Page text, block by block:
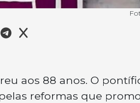
aos 88 anos. O
reformas que